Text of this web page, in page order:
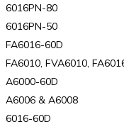
6016PN-80
6016PN-50
FA6016-60D
FA6010, FVA6010,
A6000-60D
A6006 & A6008
6016-60D